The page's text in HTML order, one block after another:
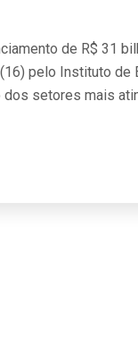
de R$ 31
pelo Instituto de
dos setores mais